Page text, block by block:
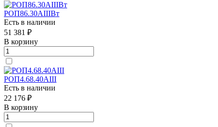
РОП86.30АIIIВт
Есть в наличии
51 381 ₽
В корзину
РОП4.68.40АIII
Есть в наличии
22 176 ₽
В корзину